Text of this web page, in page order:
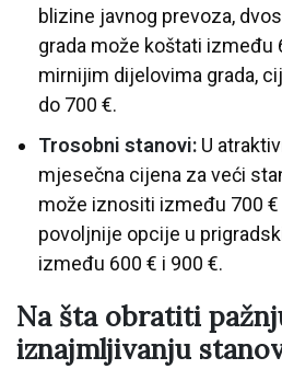
blizine javnog prevoza,
grada može koštati između
mirnijim dijelovima grada,
do 700 €.
Trosobni stanovi: U
mjesečna cijena za veći
može iznositi između 700 €
povoljnije opcije u
između 600 € i 900 €.
Na šta obratiti
iznajmljivanju